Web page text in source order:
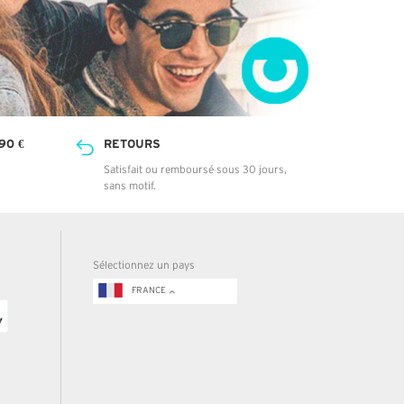
€ RETOURS
Satisfait ou remboursé sous 30 jours,
sans motif.
Sélectionnez un pays
FRANCE